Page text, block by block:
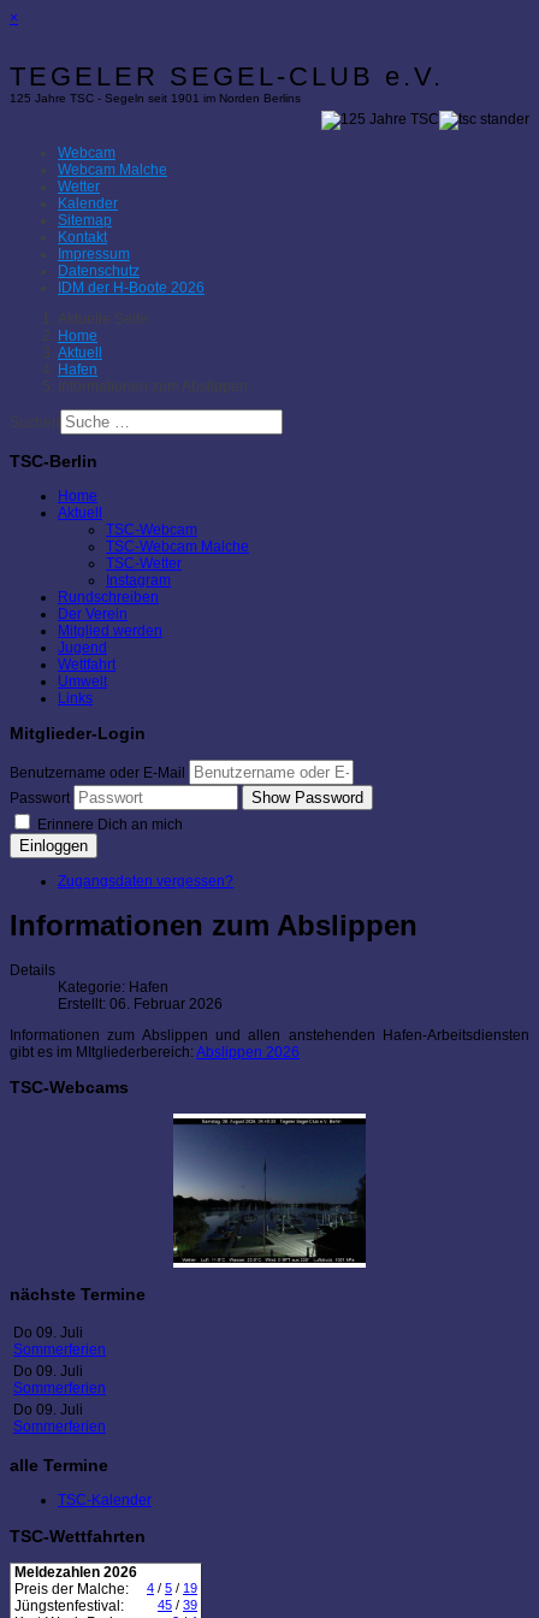
×
TEGELER SEGEL-CLUB e.V.
125 Jahre TSC - Segeln seit 1901 im Norden Berlins
Webcam
Webcam Malche
Wetter
Kalender
Sitemap
Kontakt
Impressum
Datenschutz
IDM der H-Boote 2026
Aktuelle Seite:
Home
Aktuell
Hafen
Informationen zum Abslippen
Suchen
TSC-Berlin
Home
Aktuell
TSC-Webcam
TSC-Webcam Malche
TSC-Wetter
Instagram
Rundschreiben
Der Verein
Mitglied werden
Jugend
Wettfahrt
Umwelt
Links
Mitglieder-Login
Benutzername oder E-Mail
Passwort
Show Password
Erinnere Dich an mich
Einloggen
Zugangsdaten vergessen?
Informationen zum Abslippen
Details
Kategorie: Hafen
Erstellt: 06. Februar 2026
Informationen zum Abslippen und allen anstehenden Hafen-Arbeitsdiensten
gibt es im MItgliederbereich:Abslippen 2026
TSC-Webcams
nächste Termine
Do 09. Juli
Sommerferien
Do 09. Juli
Sommerferien
Do 09. Juli
Sommerferien
alle Termine
TSC-Kalender
TSC-Wettfahrten
Meldezahlen 2026
Preis der Malche:
4 / 5 / 19
Jüngstenfestival: 45 / 39